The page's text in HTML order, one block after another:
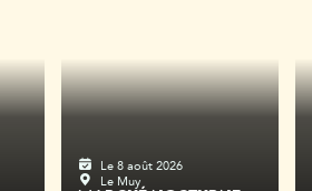
Le 8 août 2026
Le Muy